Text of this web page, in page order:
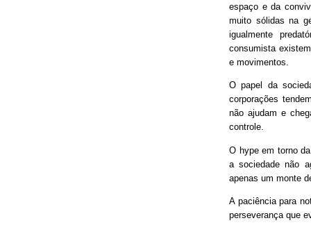
espaço e da
muito sólidas na
igualmente
consumista
e movimentos.
O papel da
corporações
não ajudam e
controle.
O hype em torno
a sociedade não
apenas um monte
A paciência para
perseverança que